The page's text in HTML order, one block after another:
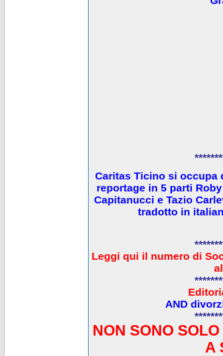
Caritas Ticino si occupa
reportage in 5 parti
Capitanucci e Tazio
tradotto in
Leggi qui il numero di
AND
NON SONO
A